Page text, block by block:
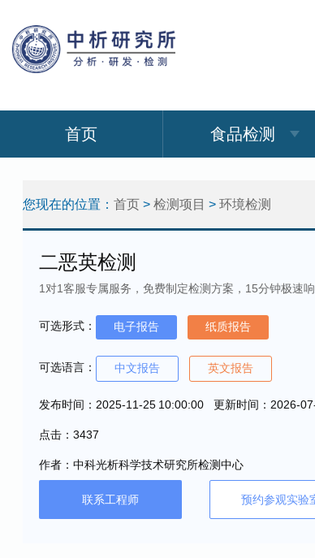
首页 食品检测
您现在的位置： 首页 > 检测项目 > 环境检测
二恶英检测
1对1客服专属服务，免费制定检测方案，15分钟极速
可选形式： 电子报告 纸质报告
可选语言： 中文报告 英文报告
发布时间：2025-11-25 10:00:00 更新时间：2026-
点击：3437
作者：中科光析科学技术研究所检测中心
联系工程师 预约参观实验